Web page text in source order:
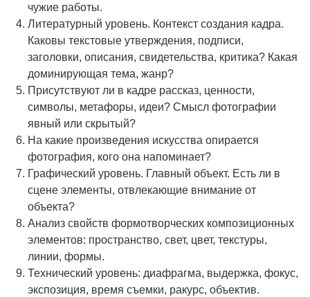
чужие работы.
Литературный уровень. Контекст создания кадра.
Каковы текстовые утверждения, подписи,
заголовки, описания, свидетельства, критика? Какая
доминирующая тема, жанр?
Присутствуют ли в кадре рассказ, ценности,
символы, метафоры, идеи? Смысл фотографии
явный или скрытый?
На какие произведения искусства опирается
фотография, кого она напоминает?
Графический уровень. Главный объект. Есть ли в
сцене элементы, отвлекающие внимание от
объекта?
Анализ свойств формотворческих композиционных
элементов: пространство, свет, цвет, текстуры,
линии, формы.
Технический уровень: диафрагма, выдержка, фокус,
экспозиция, время съемки, ракурс, объектив.